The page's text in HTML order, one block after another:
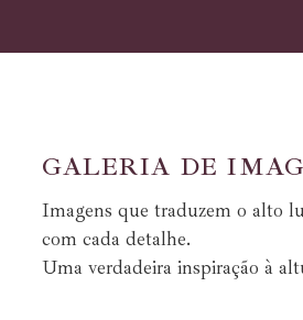
GALERIA DE IMAG
Imagens que traduzem o alto
com cada detalhe.
Uma verdadeira inspiração à